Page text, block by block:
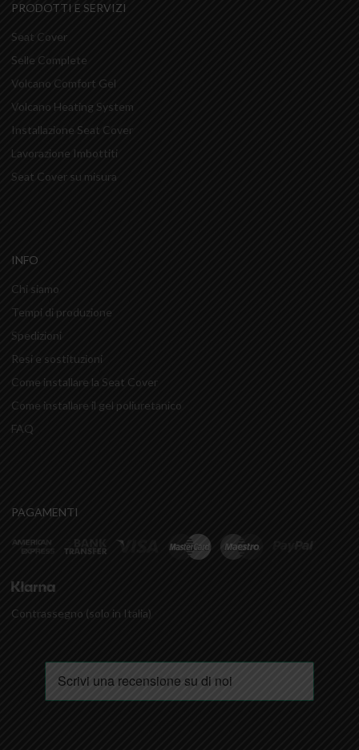
PRODOTTI E SERVIZI
Seat Cover
Selle Complete
Volcano Comfort Gel
Volcano Heating System
Installazione Seat Cover
Lavorazione Imbottiti
Seat Cover su misura
INFO
Chi siamo
Tempi di produzione
Spedizioni
Resi e sostituzioni
Come installare la Seat Cover
Come installare il gel poliuretanico
FAQ
PAGAMENTI
Contrassegno (solo in Italia)